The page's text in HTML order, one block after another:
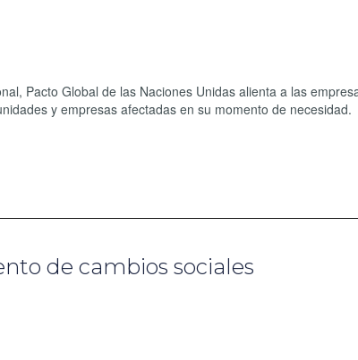
Pacto Global de las Naciones Unidas alienta a las
y empresas afectadas en su momento de necesidad.
de cambios sociales